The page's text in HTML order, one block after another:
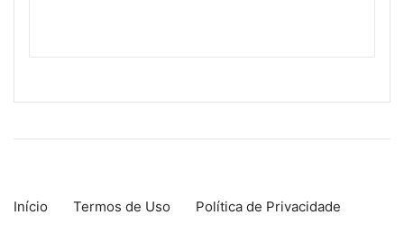
Início Termos de Uso Política de Privacidade